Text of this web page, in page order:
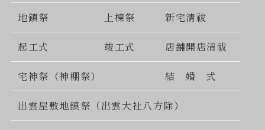
地鎮祭 上棟祭 新宅清祓
起工式 竣工式 店舗開店清祓
宅神祭（神棚祭） 結 婚 式
出雲屋敷地鎮祭（出雲大社八方除）